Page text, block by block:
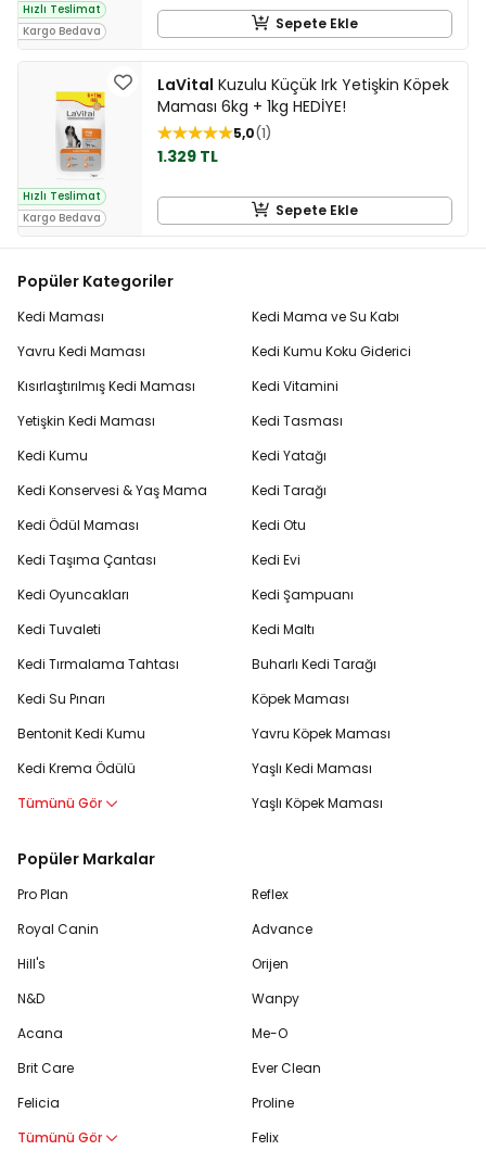
Hızlı Teslimat
Kargo Bedava
Sepete Ekle
Hızlı Teslimat
Kargo Bedava
LaVital Kuzulu Küçük Irk Yetişkin Köpek
Maması 6kg + 1kg HEDİYE!
5,0 1
1.329 TL
Sepete Ekle
Popüler Kategoriler
Kedi Maması
Yavru Kedi Maması
Kısırlaştırılmış Kedi Maması
Yetişkin Kedi Maması
Kedi Kumu
Kedi Konservesi & Yaş Mama
Kedi Ödül Maması
Kedi Taşıma Çantası
Kedi Oyuncakları
Kedi Tuvaleti
Kedi Tırmalama Tahtası
Kedi Su Pınarı
Bentonit Kedi Kumu
Kedi Krema Ödülü
Tümünü Gör
Kedi Mama ve Su Kabı
Kedi Kumu Koku Giderici
Kedi Vitamini
Kedi Tasması
Kedi Yatağı
Kedi Tarağı
Kedi Otu
Kedi Evi
Kedi Şampuanı
Kedi Maltı
Buharlı Kedi Tarağı
Köpek Maması
Yavru Köpek Maması
Yaşlı Kedi Maması
Yaşlı Köpek Maması
Popüler Markalar
Pro Plan
Royal Canin
Hill's
N&D
Acana
Brit Care
Felicia
Tümünü Gör
Reflex
Advance
Orijen
Wanpy
Me-O
Ever Clean
Proline
Felix